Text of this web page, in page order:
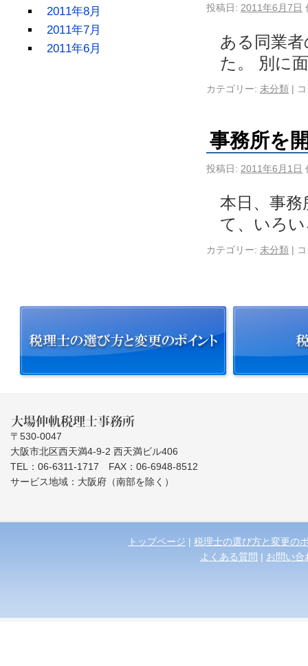
2011年8月
2011年7月
2011年6月
投稿日: 2011年6月7日
ある同業
た。 別に
カテゴリー: 未分類 |
事務所を
投稿日: 2011年6月1日
本日、事
て、いろ
カテゴリー: 未分類 |
〒530-0047
大阪市北区西天満4-9-2 西天満ビル406
TEL：06-6311-1717 FAX：06-6948-8512
サービス地域：大阪府（南部を除く）
トップページ | 税理士の選び方と変更の
よくある質問 | お問い合